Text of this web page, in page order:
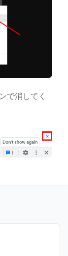
で消してく